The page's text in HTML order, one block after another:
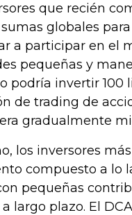
que recién
globales
a participar en el
pequeñas y
podría invertir 100
de trading de
gradualmente
los inversores
compuesto a lo
pequeñas
largo plazo. El